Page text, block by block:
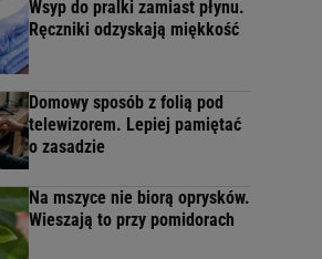
Wsyp do pralki zamiast płynu.
Ręczniki odzyskają miękkość
Domowy sposób z folią pod
telewizorem. Lepiej pamiętać
o zasadzie
Na mszyce nie biorą oprysków.
Wieszają to przy pomidorach